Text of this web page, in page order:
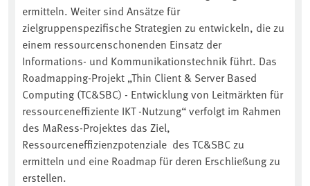
ermitteln. Weiter sind Ansätze für
zielgruppenspezifische Strategien zu entwickeln, die zu
einem ressourcenschonenden Einsatz der
Informations- und Kommunikationstechnik führt. Das
Roadmapping-Projekt „Thin Client & Server Based
Computing (TC&SBC) - Entwicklung von Leitmärkten für
ressourceneffiziente IKT -Nutzung“ verfolgt im Rahmen
des MaRess-Projektes das Ziel,
Ressourceneffizienzpotenziale des TC&SBC zu
ermitteln und eine Roadmap für deren Erschließung zu
erstellen.